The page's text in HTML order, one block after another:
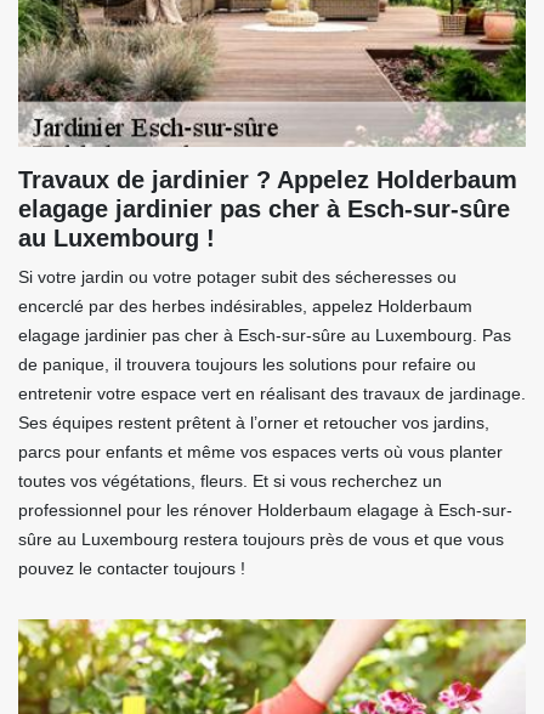
Travaux de jardinier ? Appelez Holderbaum
elagage jardinier pas cher à Esch-sur-sûre
au Luxembourg !
Si votre jardin ou votre potager subit des sécheresses ou
encerclé par des herbes indésirables, appelez Holderbaum
elagage jardinier pas cher à Esch-sur-sûre au Luxembourg. Pas
de panique, il trouvera toujours les solutions pour refaire ou
entretenir votre espace vert en réalisant des travaux de jardinage.
Ses équipes restent prêtent à l’orner et retoucher vos jardins,
parcs pour enfants et même vos espaces verts où vous planter
toutes vos végétations, fleurs. Et si vous recherchez un
professionnel pour les rénover Holderbaum elagage à Esch-sur-
sûre au Luxembourg restera toujours près de vous et que vous
pouvez le contacter toujours !